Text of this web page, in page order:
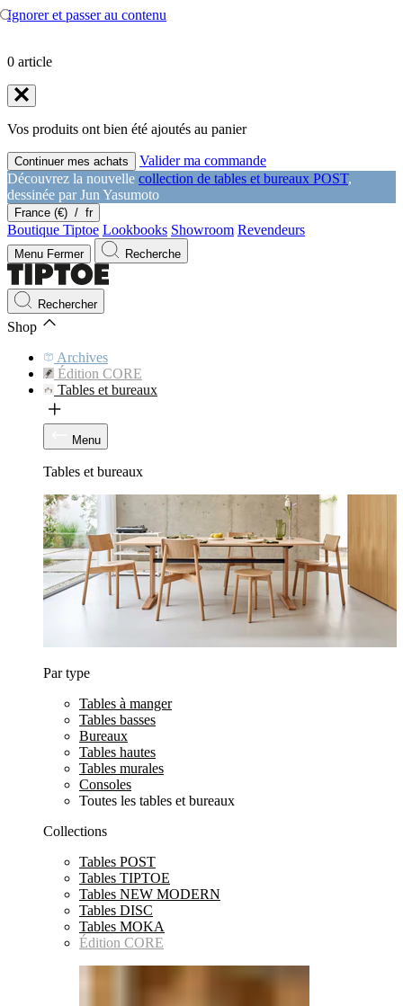
Ignorer et passer au contenu
0 article
Vos produits ont bien été ajoutés au panier
Continuer mes achats
Valider ma commande
Découvrez la nouvelle collection de tables et bureaux POST,
dessinée par Jun Yasumoto
France (€) / fr
Boutique Tiptoe Lookbooks Showroom Revendeurs
Menu Fermer Recherche
Rechercher
Shop
Archives
Édition CORE
Tables et bureaux
Menu
Tables et bureaux
Par type
Tables à manger
Tables basses
Bureaux
Tables hautes
Tables murales
Consoles
Toutes les tables et bureaux
Collections
Tables POST
Tables TIPTOE
Tables NEW MODERN
Tables DISC
Tables MOKA
Édition CORE